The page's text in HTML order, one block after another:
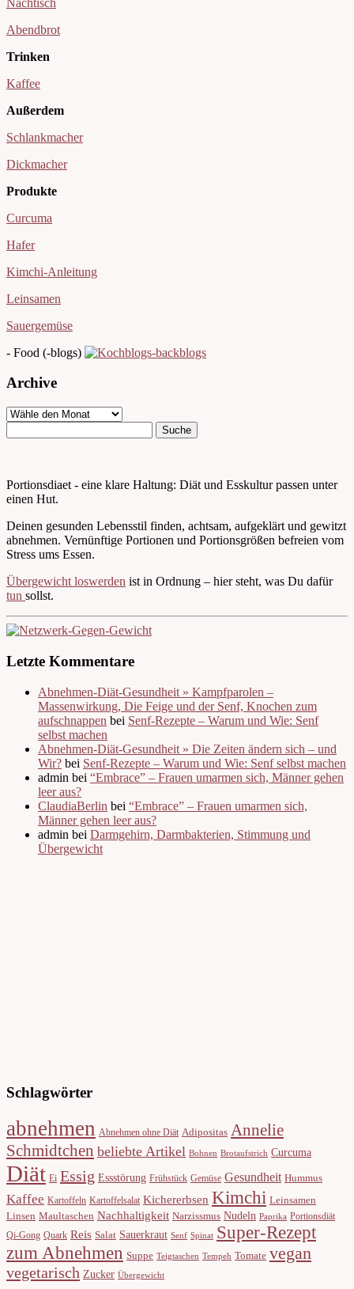
Abendbrot
Trinken
Kaffee
Außerdem
Schlankmacher
Dickmacher
Produkte
Curcuma
Hafer
Kimchi-Anleitung
Leinsamen
Sauergemüse
- Food (-blogs)
Archive
Portionsdiaet - eine klare Haltung: Diät und Esskultur passen unter
einen Hut.
Deinen gesunden Lebensstil finden, achtsam, aufgeklärt und gewitzt
abnehmen. Vernünftige Portionen und Portionsgrößen befreien vom
Stress ums Essen.
Übergewicht loswerden ist in Ordnung – hier steht, was Du dafür
tun sollst.
Letzte Kommentare
Abnehmen-Diät-Gesundheit » Kampfparolen –
Massenwirkung, Die Feige und der Senf, Knochen zum
aufschnappen bei Senf-Rezepte – Warum und Wie: Senf
selbst machen
Abnehmen-Diät-Gesundheit » Die Zeiten ändern sich – und
Wir? bei Senf-Rezepte – Warum und Wie: Senf selbst machen
admin bei “Embrace” – Frauen umarmen sich, Männer gehen
leer aus?
ClaudiaBerlin bei “Embrace” – Frauen umarmen sich,
Männer gehen leer aus?
admin bei Darmgehirn, Darmbakterien, Stimmung und
Übergewicht
Schlagwörter
abnehmen Abnehmen ohne Diät Adipositas Annelie
Schmidtchen beliebte Artikel Bohnen Brotaufstrich Curcuma
Diät Ei Essig Essstörung Frühstück Gemüse Gesundheit Hummus
Kaffee Kartoffeln Kartoffelsalat Kichererbsen Kimchi Leinsamen
Linsen Maultaschen Nachhaltigkeit Narzissmus Nudeln Paprika Portionsdiät
Qi-Gong Quark Reis Salat Sauerkraut Senf Spinat Super-Rezept
zum Abnehmen Suppe Teigtaschen Tempeh Tomate vegan
vegetarisch Zucker Übergewicht